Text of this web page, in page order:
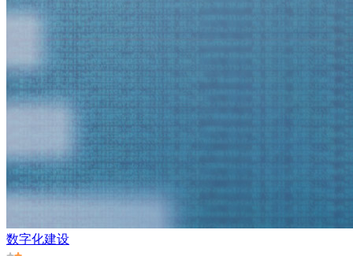
数字化建设